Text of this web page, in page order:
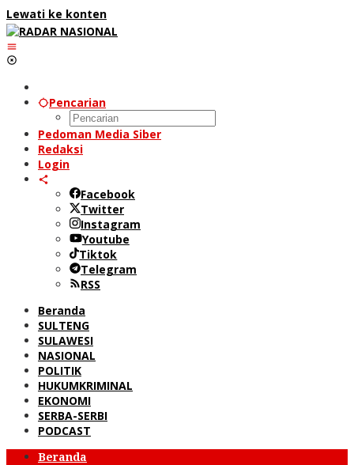
Lewati ke konten
Pencarian
Pedoman Media Siber
Redaksi
Login
Facebook
Twitter
Instagram
Youtube
Tiktok
Telegram
RSS
Beranda
SULTENG
SULAWESI
NASIONAL
POLITIK
HUKUMKRIMINAL
EKONOMI
SERBA-SERBI
PODCAST
Beranda